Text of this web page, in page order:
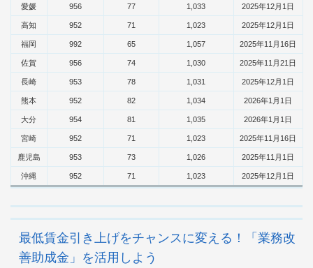
愛媛 956 77 1,033 2025年12月1日
高知 952 71 1,023 2025年12月1日
福岡 992 65 1,057 2025年11月16日
佐賀 956 74 1,030 2025年11月21日
長崎 953 78 1,031 2025年12月1日
熊本 952 82 1,034 2026年1月1日
大分 954 81 1,035 2026年1月1日
宮崎 952 71 1,023 2025年11月16日
鹿児島 953 73 1,026 2025年11月1日
沖縄 952 71 1,023 2025年12月1日
最低賃金引き上げをチャンスに変える！「業務改
善助成金」を活用しよう